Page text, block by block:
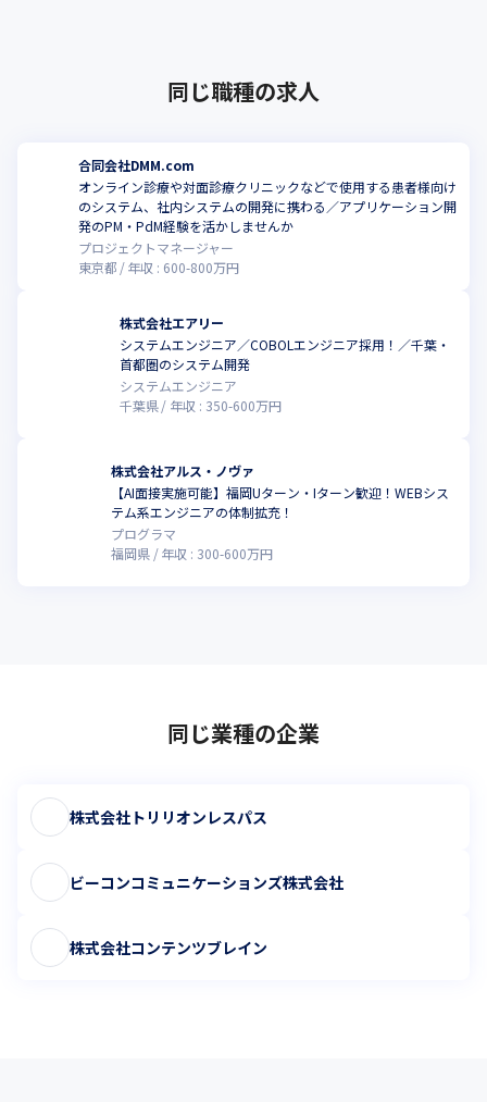
同じ職種の求人
合同会社DMM.com
オンライン診療や対面診療クリニックなどで使用する患者様向け
のシステム、社内システムの開発に携わる／アプリケーション開
発のPM・PdM経験を活かしませんか
プロジェクトマネージャー
東京都
年収 : 600-800万円
株式会社エアリー
システムエンジニア／COBOLエンジニア採用！／千葉・
首都圏のシステム開発
システムエンジニア
千葉県
年収 : 350-600万円
株式会社アルス・ノヴァ
【AI面接実施可能】福岡Uターン・Iターン歓迎！WEBシス
テム系エンジニアの体制拡充！
プログラマ
福岡県
年収 : 300-600万円
同じ業種の企業
株式会社トリリオンレスパス
ビーコンコミュニケーションズ株式会社
株式会社コンテンツブレイン